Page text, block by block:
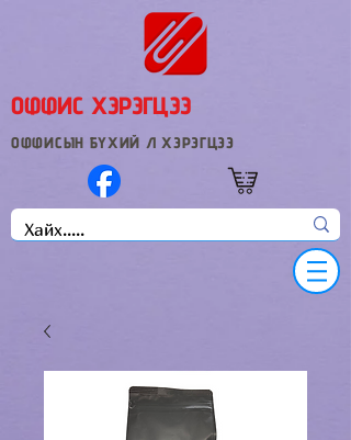
ОФФИС ХЭРЭГЦЭЭ
ОФФИСЫН БҮХИЙ Л ХЭРЭГЦЭЭ